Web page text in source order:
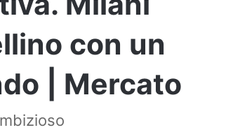
con un
| Mercato